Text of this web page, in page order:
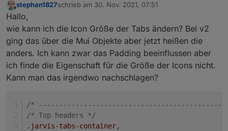
Offline
stephan1827schrieb am 30. Nov. 2021, 07:51
zuletzt editiert von
Hallo,
wie kann ich die Icon Größe der Tabs ändern? Bei v2
ging das über die Mui Objekte aber jetzt heißen die
anders. Ich kann zwar das Padding beeinflussen aber
ich finde die Eigenschaft für die Größe der Icons nicht.
Kann man das irgendwo nachschlagen?
/*
/* Top headers */
.jarvis-tabs-container,